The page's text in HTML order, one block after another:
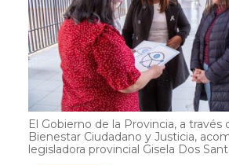
El Gobierno de la Provincia, a través
Bienestar Ciudadano y Justicia,
legisladora provincial Gisela Dos